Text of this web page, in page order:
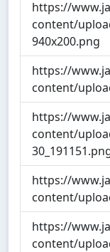
https://
content/
940x200.png
https://
content/
https://
content/
https://
content/
https://
content/